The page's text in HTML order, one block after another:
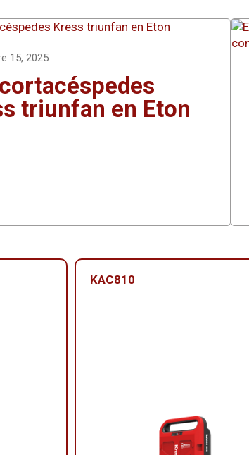
15, 2025
triunfan en Eton
KAC810